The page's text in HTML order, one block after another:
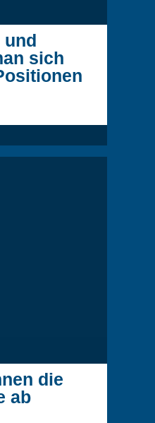
und
sich
die
ab